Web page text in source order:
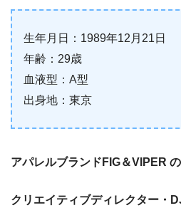
生年月日：1989年12月21日
年齢：29歳
血液型：A型
出身地：東京
アパレルブランドFIG＆VIPER の
クリエイティブディレクター・